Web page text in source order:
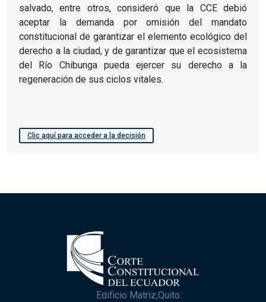
salvado, entre otros, consideró que la CCE debió
aceptar la demanda por omisión del mandato
constitucional de garantizar el elemento ecológico del
derecho a la ciudad, y de garantizar que el ecosistema
del Río Chibunga pueda ejercer su derecho a la
regeneración de sus ciclos vitales.
Clic aquí para acceder a la decisión
Edificio Matriz,Quito: